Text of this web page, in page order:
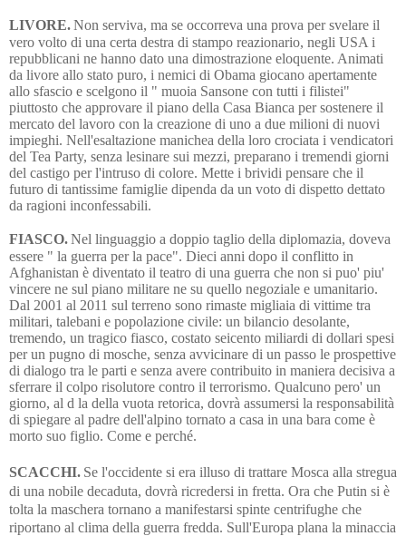
LIVORE.Non serviva, ma se occorreva una prova per svelare il
vero volto di una certa destra di stampo reazionario, negli USA i
repubblicani ne hanno dato una dimostrazione eloquente. Animati
da livore allo stato puro, i nemici di Obama giocano apertamente
allo sfascio e scelgono il " muoia Sansone con tutti i filistei"
piuttosto che approvare il piano della Casa Bianca per sostenere il
mercato del lavoro con la creazione di uno a due milioni di nuovi
impieghi. Nell'esaltazione manichea della loro crociata i vendicatori
del Tea Party, senza lesinare sui mezzi, preparano i tremendi giorni
del castigo per l'intruso di colore. Mette i brividi pensare che il
futuro di tantissime famiglie dipenda da un voto di dispetto dettato
da ragioni inconfessabili.
FIASCO.Nel linguaggio a doppio taglio della diplomazia, doveva
essere " la guerra per la pace". Dieci anni dopo il conflitto in
Afghanistan è diventato il teatro di una guerra che non si puo' piu'
vincere ne sul piano militare ne su quello negoziale e umanitario.
Dal 2001 al 2011 sul terreno sono rimaste migliaia di vittime tra
militari, talebani e popolazione civile: un bilancio desolante,
tremendo, un tragico fiasco, costato seicento miliardi di dollari spesi
per un pugno di mosche, senza avvicinare di un passo le prospettive
di dialogo tra le parti e senza avere contribuito in maniera decisiva a
sferrare il colpo risolutore contro il terrorismo. Qualcuno pero' un
giorno, al d la della vuota retorica, dovrà assumersi la responsabilità
di spiegare al padre dell'alpino tornato a casa in una bara come è
morto suo figlio. Come e perché.
SCACCHI. Se l'occidente si era illuso di trattare Mosca alla stregua
di una nobile decaduta, dovrà ricredersi in fretta. Ora che Putin si è
tolta la maschera tornano a manifestarsi spinte centrifughe che
riportano al clima della guerra fredda. Sull'Europa plana la minaccia